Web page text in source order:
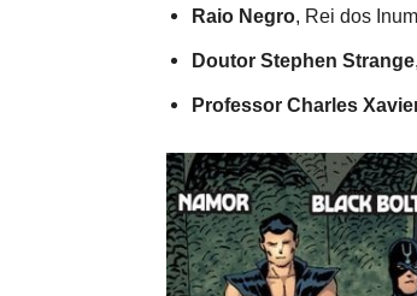
Raio Negro, Rei dos
Doutor Stephen Strange
Professor Charles